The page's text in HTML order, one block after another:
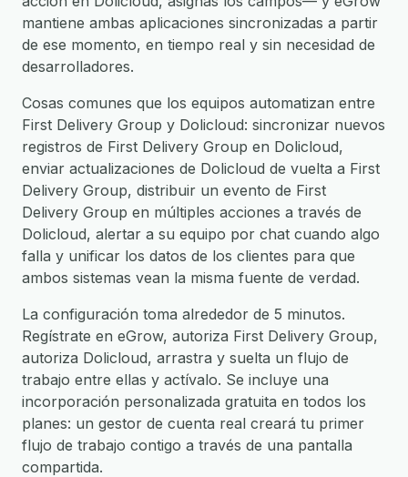
mantiene ambas aplicaciones sincronizadas a partir
de ese momento, en tiempo real y sin necesidad de
desarrolladores.
Cosas comunes que los equipos automatizan entre
First Delivery Group y Dolicloud: sincronizar nuevos
registros de First Delivery Group en Dolicloud,
enviar actualizaciones de Dolicloud de vuelta a First
Delivery Group, distribuir un evento de First
Delivery Group en múltiples acciones a través de
Dolicloud, alertar a su equipo por chat cuando algo
falla y unificar los datos de los clientes para que
ambos sistemas vean la misma fuente de verdad.
La configuración toma alrededor de 5 minutos.
Regístrate en eGrow, autoriza First Delivery Group,
autoriza Dolicloud, arrastra y suelta un flujo de
trabajo entre ellas y actívalo. Se incluye una
incorporación personalizada gratuita en todos los
planes: un gestor de cuenta real creará tu primer
flujo de trabajo contigo a través de una pantalla
compartida.